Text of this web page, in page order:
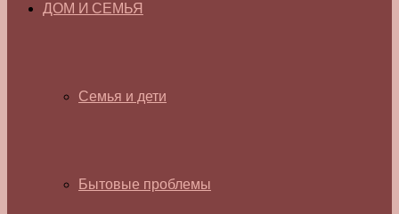
ДОМ И СЕМЬЯ
Семья и дети
Бытовые проблемы